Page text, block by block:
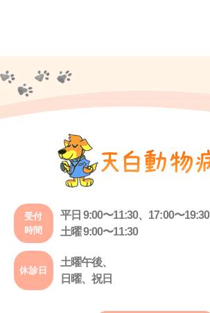
受付
時間
平日 9:00〜11:30、17:00〜19:30
土曜 9:00〜11:30
休診日
土曜午後、
日曜、祝日